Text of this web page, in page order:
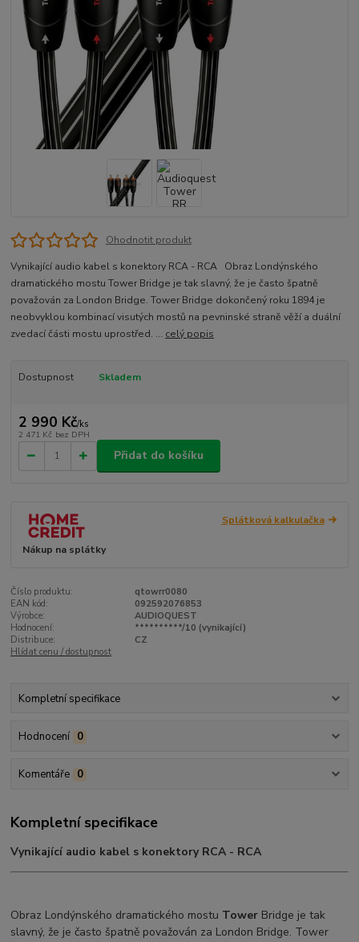
Ohodnotit produkt
Vynikající audio kabel s konektory RCA - RCA Obraz Londýnského
dramatického mostu Tower Bridge je tak slavný, že je často špatně
považován za London Bridge. Tower Bridge dokončený roku 1894 je
neobvyklou kombinací visutých mostů na pevninské straně věží a duální
zvedací části mostu uprostřed. ... celý popis
Dostupnost Skladem
2 990 Kč/ks
2 471 Kč bez DPH
Přidat do košíku
Splátková kalkulačka
Nákup na splátky
Číslo produktu:
qtowrr0080
EAN kód:
092592076853
Výrobce:
AUDIOQUEST
Hodnocení:
**********/10 (vynikající)
Distribuce:
CZ
Hlídat cenu / dostupnost
Kompletní specifikace
Hodnocení 0
Komentáře 0
Kompletní specifikace
Vynikající audio kabel s konektory RCA - RCA
Obraz Londýnského dramatického mostu Tower Bridge je tak
slavný, že je často špatně považován za London Bridge. Tower